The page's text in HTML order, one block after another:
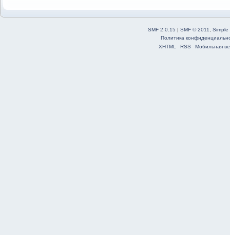
SMF 2.0.15 | SMF © 2011
Simple
Политика
XHTML
RSS Мобильная